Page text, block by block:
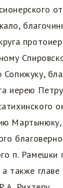
иерею
Мартынюку,
п. Рамешки
также главе